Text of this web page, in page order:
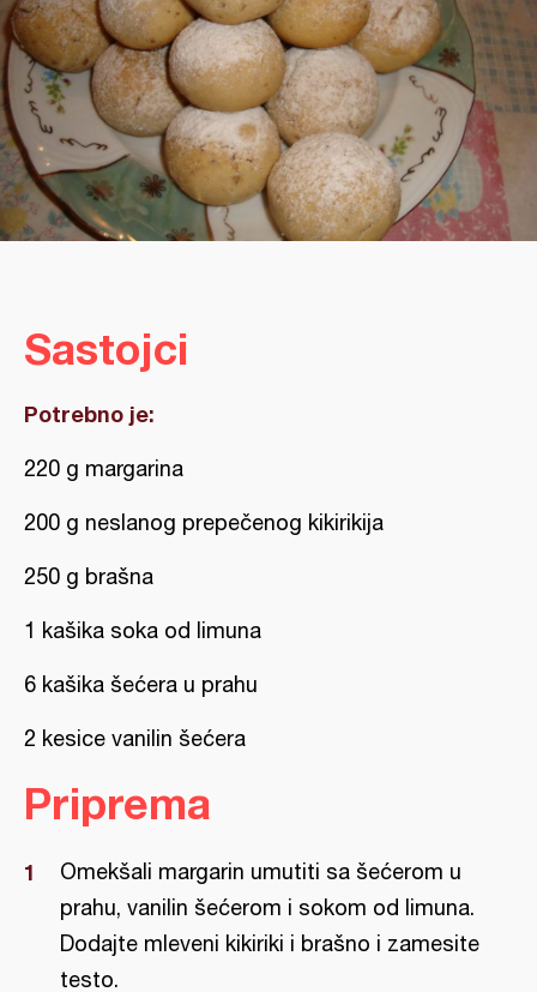
Sastojci
Potrebno je:
220 g margarina
200 g neslanog prepečenog kikirikija
250 g brašna
1 kašika soka od limuna
6 kašika šećera u prahu
2 kesice vanilin šećera
Priprema
Omekšali margarin umutiti sa šećerom u
prahu, vanilin šećerom i sokom od limuna.
Dodajte mleveni kikiriki i brašno i zamesite
testo.